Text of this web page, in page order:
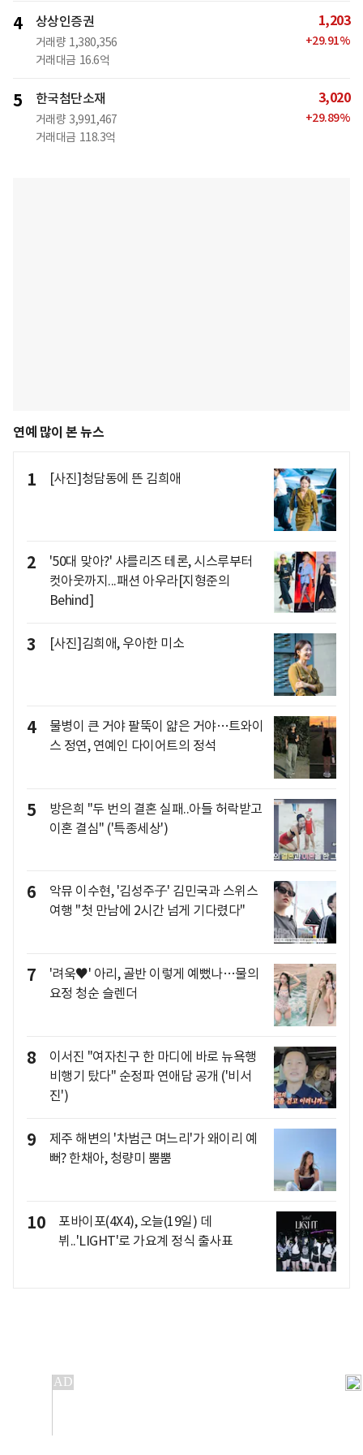
4 상상인증권
거래량 1,380,356
거래대금 16.6억
1,203
+29.91%
5 한국첨단소재
거래량 3,991,467
거래대금 118.3억
3,020
+29.89%
연예 많이 본 뉴스
1 [사진]청담동에 뜬 김희애
2
'50대 맞아?' 샤를리즈 테론, 시스루부터
컷아웃까지...패션 아우라[지형준의
Behind]
3 [사진]김희애, 우아한 미소
4
물병이 큰 거야 팔뚝이 얇은 거야…트와이
스 정연, 연예인 다이어트의 정석
5
방은희 "두 번의 결혼 실패..아들 허락받고
이혼 결심" ('특종세상')
6
악뮤 이수현, '김성주子' 김민국과 스위스
여행 "첫 만남에 2시간 넘게 기다렸다"
7
'려욱♥' 아리, 골반 이렇게 예뻤나…물의
요정 청순 슬렌더
8
이서진 "여자친구 한 마디에 바로 뉴욕행
비행기 탔다" 순정파 연애담 공개 ('비서
진')
9
제주 해변의 '차범근 며느리'가 왜이리 예
뻐? 한채아, 청량미 뿜뿜
10
포바이포(4X4), 오늘(19일) 데
뷔..'LIGHT'로 가요계 정식 출사표